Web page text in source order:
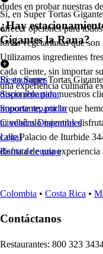
dudes en probar nuestras
Sí, en Super Tortas
ofrecer opciones para
tortas vegetarianas que
Utilizamos ingredientes
cada cliente, sin importar
una experiencia culinaria
¿Hay
Gigantes la Rana?
Sí, en Super Tortas
disponible para nuestros
importante, por lo que
tu vehículo mientras
calle Palacio de Iturbide
disfruta de una experiencia
Restaurantes
Socio repartidor
Soporte repartidor
Ciudades Disponibles
Legal
Renta de equipo
Colombia • Costa Rica •
Contáctanos
Restaurantes: 800 323